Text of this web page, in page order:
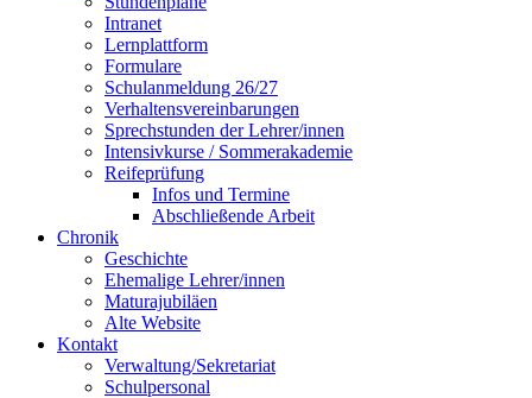
Intranet
Lernplattform
Formulare
Schulanmeldung 26/27
Verhaltensvereinbarungen
Sprechstunden der Lehrer/innen
Intensivkurse / Sommerakademie
Reifeprüfung
Infos und Termine
Abschließende Arbeit
Chronik
Geschichte
Ehemalige Lehrer/innen
Maturajubiläen
Alte Website
Kontakt
Verwaltung/Sekretariat
Schulpersonal